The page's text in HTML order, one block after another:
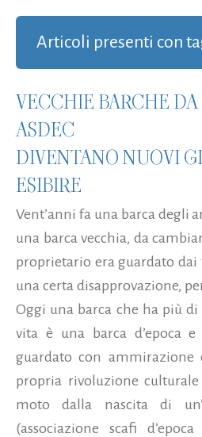
Articoli presenti con
VECCHIE BARCHE
ASDEC
DIVENTANO NUOVI
ESIBIRE
Vent’anni fa una barca degli
una barca vecchia, da
proprietario era guardato
una certa disapprovazione,
Oggi una barca che ha più
vita è una barca d’epoca
guardato con ammirazione
propria rivoluzione
moto dalla nascita di
(associazione scafi